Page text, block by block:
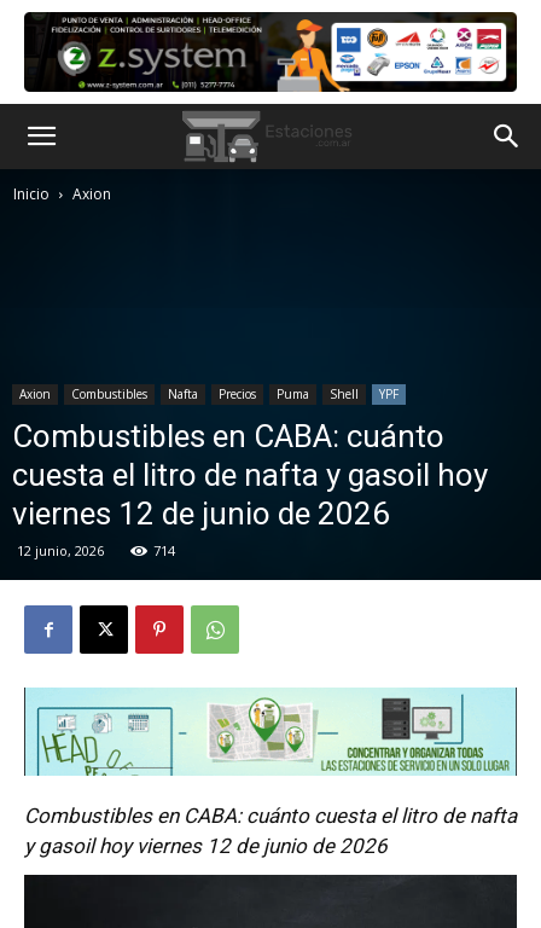
Inicio Axion
Axion Combustibles Nafta Precios Puma Shell YPF
Combustibles en CABA: cuánto
cuesta el litro de nafta y gasoil hoy
viernes 12 de junio de 2026
12 junio, 2026 714
Combustibles en CABA: cuánto cuesta el litro de nafta
y gasoil hoy viernes 12 de junio de 2026